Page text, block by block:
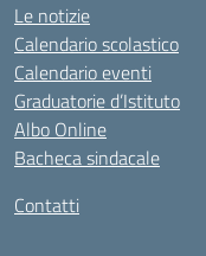
Le notizie
Calendario scolastico
Calendario eventi
Graduatorie d’Istituto
Albo Online
Bacheca sindacale
Contatti